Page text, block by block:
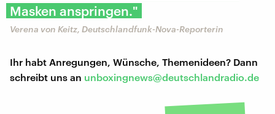
Masken anspringen."
Verena von Keitz, Deutschlandfunk-Nova-Reporterin
Ihr habt Anregungen, Wünsche, Themenideen? Dann
schreibt uns an unboxingnews@deutschlandradio.de